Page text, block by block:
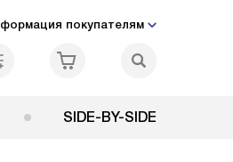
покупателям
SIDE-BY-SIDE